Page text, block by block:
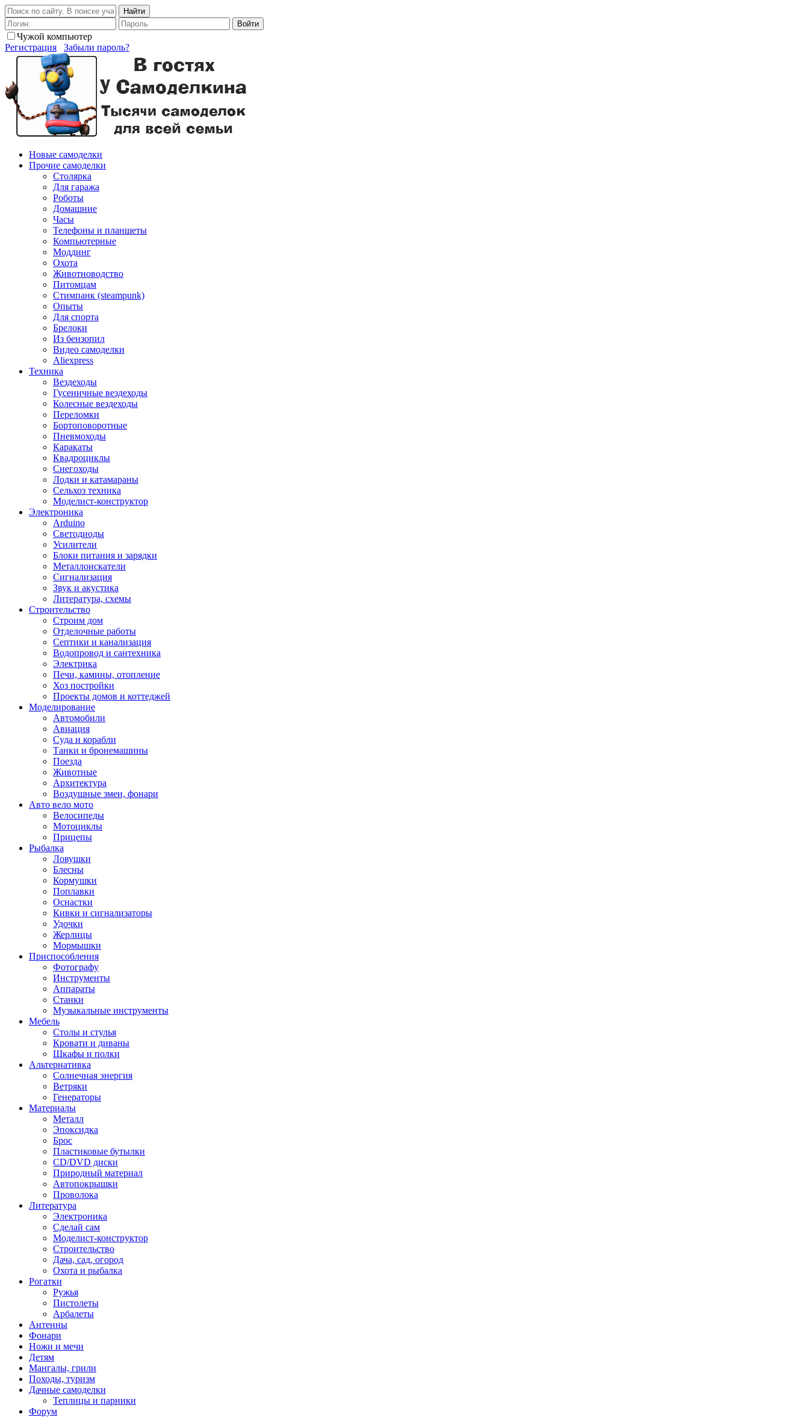
Найти
Войти
Чужой компьютер
Регистрация
Забыли пароль?
Новые самоделки
Прочие самоделки
Столярка
Для гаража
Роботы
Домашние
Часы
Телефоны и планшеты
Компьютерные
Моддинг
Охота
Животноводство
Питомцам
Стимпанк (steampunk)
Опыты
Для спорта
Брелоки
Из бензопил
Видео самоделки
Aliexpress
Техника
Вездеходы
Гусеничные вездеходы
Колесные вездеходы
Переломки
Бортоповоротные
Пневмоходы
Каракаты
Квадроциклы
Снегоходы
Лодки и катамараны
Сельхоз техника
Моделист-конструктор
Электроника
Arduino
Светодиоды
Усилители
Блоки питания и зарядки
Металлоискатели
Сигнализация
Звук и акустика
Литература, схемы
Строительство
Строим дом
Отделочные работы
Септики и канализация
Водопровод и сантехника
Электрика
Печи, камины, отопление
Хоз постройки
Проекты домов и коттеджей
Моделирование
Автомобили
Авиация
Суда и корабли
Танки и бронемашины
Поезда
Животные
Архитектура
Воздушные змеи, фонари
Авто вело мото
Велосипеды
Мотоциклы
Прицепы
Рыбалка
Ловушки
Блесны
Кормушки
Поплавки
Оснастки
Кивки и сигнализаторы
Удочки
Жерлицы
Мормышки
Приспособления
Фотографу
Инструменты
Аппараты
Станки
Музыкальные инструменты
Мебель
Столы и стулья
Кровати и диваны
Шкафы и полки
Альтернативка
Солнечная энергия
Ветряки
Генераторы
Материалы
Металл
Эпоксидка
Брос
Пластиковые бутылки
CD/DVD диски
Природный материал
Автопокрышки
Проволока
Литература
Электроника
Сделай сам
Моделист-конструктор
Строительство
Дача, сад, огород
Охота и рыбалка
Рогатки
Ружья
Пистолеты
Арбалеты
Антенны
Фонари
Ножи и мечи
Детям
Мангалы, грили
Походы, туризм
Дачные самоделки
Теплицы и парники
Форум